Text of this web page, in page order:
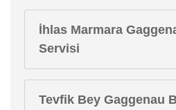
İhlas Marmara
Servisi
Tevfik Bey Gaggenau